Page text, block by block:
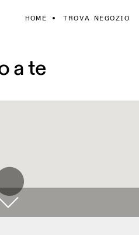
HOME TROVA NEGOZIO
a te